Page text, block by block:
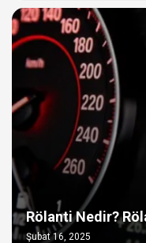
Rölanti Nedir?
Şubat 16, 2025